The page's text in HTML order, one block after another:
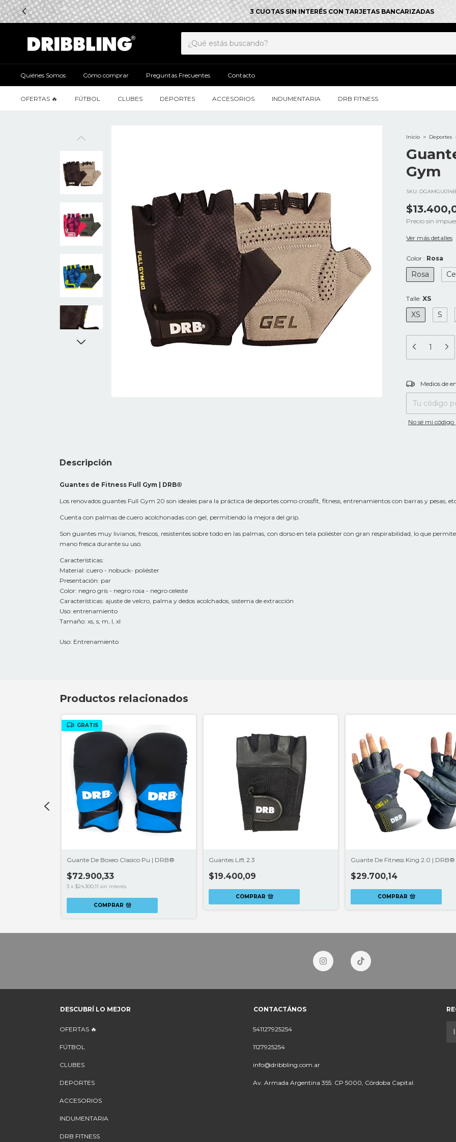
3 CUOTAS SIN INTERÉS CON TARJETAS BANCARIZADAS
Quiénes Somos Cómo comprar Preguntas Frecuentes Contacto
OFERTAS 🔥 FÚTBOL CLUBES DEPORTES ACCESORIOS INDUMENTARIA DRB FITNESS
Inicio > Deportes
Gym
SKU:
Precio sin
Ver más detalles
Color : Rosa
Rosa
Talle: XS
XS S
Entregas para el
Medios de
No sé mi código
Descripción
Guantes de Fitness Full Gym | DRB®
Los renovados guantes Full Gym 20 son ideales para la práctica de deportes como crossfit, fitness, entrenamientos con barras y pesas,
Cuenta con palmas de cuero acolchonadas con gel, permitiendo la mejora del grip.
Son guantes muy livianos, frescos, resistentes sobre todo en las palmas, con dorso en tela poliéster con gran respirabilidad, lo que
mano fresca durante su uso.
Características:
Material: cuero - nobuck- poliéster
Presentación: par
Color: negro gris - negro rosa - negro celeste
Características: ajuste de velcro, palma y dedos acolchados, sistema de extracción
Uso: entrenamiento
Tamaño: xs, s, m, l, xl
Uso: Entrenamiento
Productos relacionados
GRATIS
Guante De Boxeo Clasico Pu | DRB®
$72.900,33
3 x $24.300,11 sin interés
COMPRAR
Guantes Lift 2.3
$19.400,09
COMPRAR
Guante De Fitness King 2.0 | DRB®
$29.700,14
COMPRAR
DESCUBRÍ LO MEJOR
OFERTAS 🔥
FÚTBOL
CLUBES
DEPORTES
ACCESORIOS
INDUMENTARIA
DRB FITNESS
CONTACTÁNOS
541127925254
1127925254
info@dribbling.com.ar
Av. Armada Argentina 355. CP 5000, Córdoba Capital.